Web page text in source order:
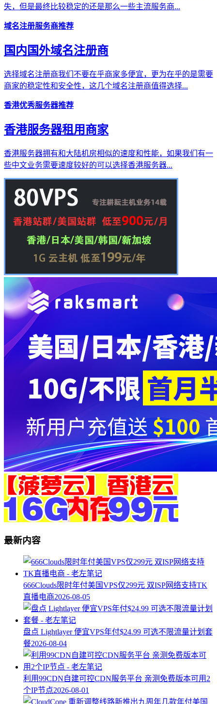
失，但是最终比较稳定的还是那么一些主流服务商...
域名注册服务商推荐
国内国外域名注册商
选择域名注册商我们不要在乎商家多便宜，更为在乎的是需要
商家的稳定性和安全性，这几个域名注册商值得选择...
香港优秀服务器推荐
香港服务器租用商家
香港服务器拥有和大陆机房相似的速度和性能，如果我们有一
些中文业务需要速度较好的可以选择香港服务器...
最新内容
666Clouds限时年付美国VPS仅299元 双ISP网络支持TK
直播电商2026-08-05
盘点 Lightlayer 便宜VPS年付$24.99 可选不限流量计划套
餐2026-08-04
利用99CDN自建可控CDN服务平台 亲测免费版本可用2
个IP节点2026-08-01